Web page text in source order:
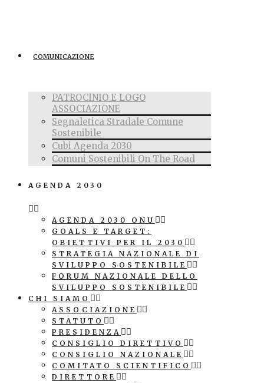
COMUNICAZIONE
PATROCINIO E LOGO
ASSOCIAZIONE
Segnaletica Stradale Comune
Sostenibile
Cubi Agenda 2030
Comuni Sostenibili On The Road
AGENDA 2030
AGENDA 2030 ONU
GOALS E TARGET:
OBIETTIVI PER IL 2030
STRATEGIA NAZIONALE DI
SVILUPPO SOSTENIBILE
FORUM NAZIONALE DELLO
SVILUPPO SOSTENIBILE
CHI SIAMO
ASSOCIAZIONE
STATUTO
PRESIDENZA
CONSIGLIO DIRETTIVO
CONSIGLIO NAZIONALE
COMITATO SCIENTIFICO
DIRETTORE